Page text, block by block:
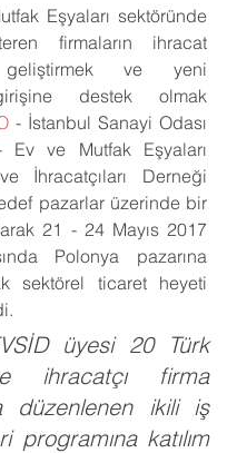
Eşyaları sektöründe
firmaların ihracat
geliştirmek ve yeni
destek olmak
- İstanbul Sanayi Odası
Ev ve Mutfak Eşyaları
İhracatçıları Derneği
pazarlar üzerinde bir
21 - 24 Mayıs 2017
Polonya pazarına
sektörel ticaret heyeti
üyesi 20 Türk
ihracatçı firma
düzenlenen ikili iş
programına katılım